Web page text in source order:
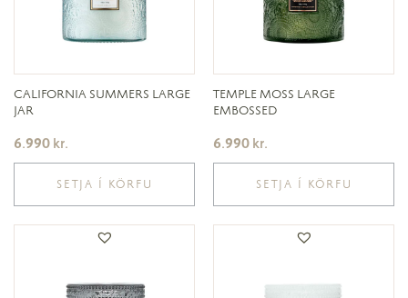
CALIFORNIA SUMMERS LARGE
JAR
6.990 kr.
SETJA Í KÖRFU
TEMPLE MOSS LARGE
EMBOSSED
6.990 kr.
SETJA Í KÖRFU